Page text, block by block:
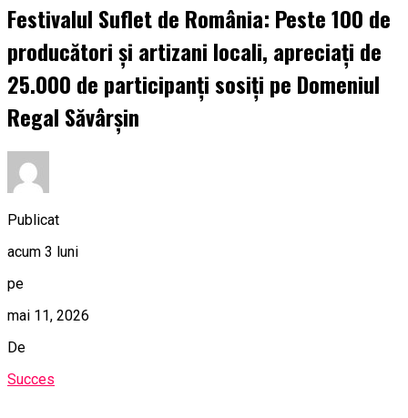
Festivalul Suflet de România: Peste 100 de
producători și artizani locali, apreciați de
25.000 de participanți sosiți pe Domeniul
Regal Săvârșin
Publicat
acum 3 luni
pe
mai 11, 2026
De
Succes